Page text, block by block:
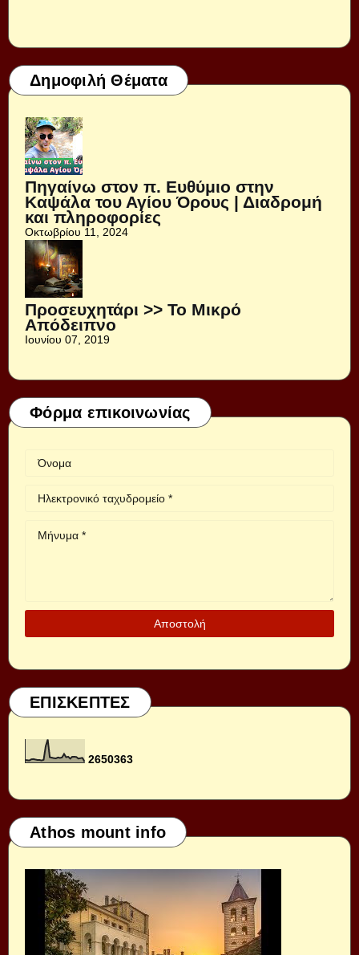
Δημοφιλή Θέματα
Πηγαίνω στον π. Ευθύμιο στην
Καψάλα του Αγίου Όρους | Διαδρομή
και πληροφορίες
Οκτωβρίου 11, 2024
Προσευχητάρι >> Το Μικρό
Απόδειπνο
Ιουνίου 07, 2019
Φόρμα επικοινωνίας
ΕΠΙΣΚΕΠΤΕΣ
2650363
Athos mount info